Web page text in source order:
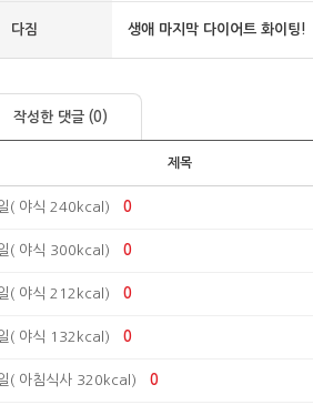
다짐 생애 마지막 다이어트 화이팅!
작성한 댓글 (0)
제목
( 야식 240kcal) 0
( 야식 300kcal) 0
( 야식 212kcal) 0
( 야식 132kcal) 0
( 아침식사 320kcal) 0